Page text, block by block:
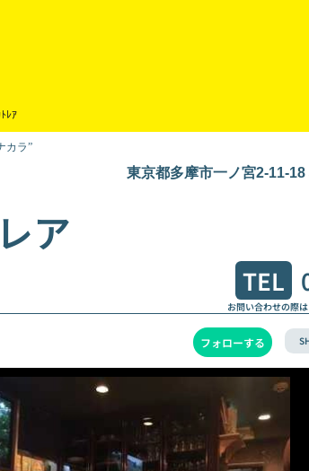
ﾚｱ
カラ”
東京都多摩市一ノ宮2-11-
ア
TEL
お問い合わせの際
フォローする